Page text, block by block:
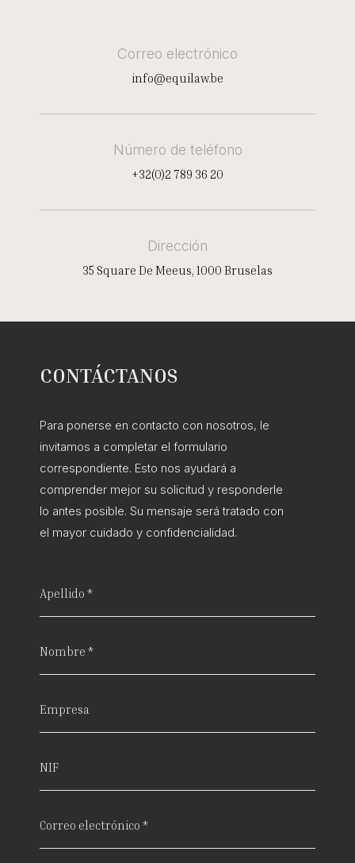
Correo electrónico
info@equilaw.be
Número de teléfono
+32(0)2 789 36 20
Dirección
35 Square De Meeus, 1000 Bruselas
CONTÁCTANOS
Para ponerse en contacto con nosotros, le
invitamos a completar el formulario
correspondiente. Esto nos ayudará a
comprender mejor su solicitud y responderle
lo antes posible. Su mensaje será tratado con
el mayor cuidado y confidencialidad.